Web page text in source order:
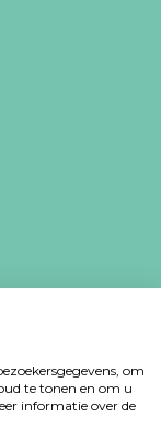
om
te tonen en om u
informatie over de